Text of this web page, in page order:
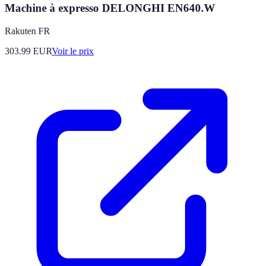
Machine à expresso DELONGHI EN640.W
Rakuten FR
303.99 EURVoir le prix